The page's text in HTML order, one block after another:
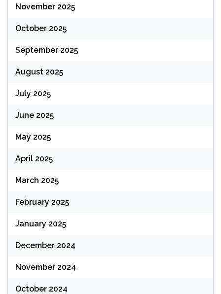
November 2025
October 2025
September 2025
August 2025
July 2025
June 2025
May 2025
April 2025
March 2025
February 2025
January 2025
December 2024
November 2024
October 2024